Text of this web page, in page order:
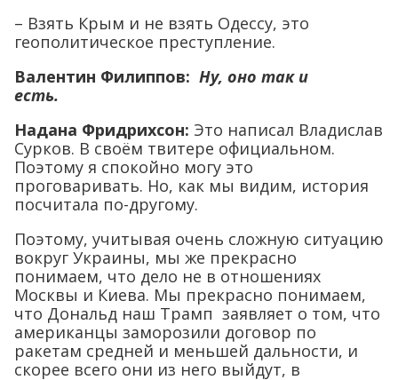
– Взять Крым и не взять Одессу, это
геополитическое преступление.
Валентин Филиппов: Ну, оно так и
есть.
Надана Фридрихсон: Это написал Владислав
Сурков. В своём твитере официальном.
Поэтому я спокойно могу это
проговаривать. Но, как мы видим, история
посчитала по-другому.
Поэтому, учитывая очень сложную ситуацию
вокруг Украины, мы же прекрасно
понимаем, что дело не в отношениях
Москвы и Киева. Мы прекрасно понимаем,
что Дональд наш Трамп заявляет о том, что
американцы заморозили договор по
ракетам средней и меньшей дальности, и
скорее всего они из него выйдут, в